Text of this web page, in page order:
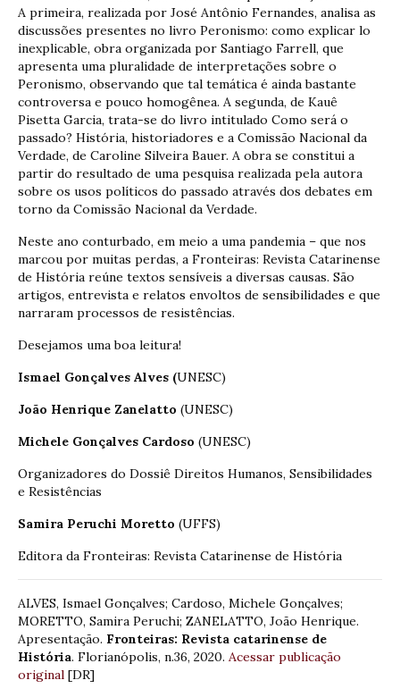
A primeira, realizada por José Antônio Fernandes, analisa as
discussões presentes no livro Peronismo: como explicar lo
inexplicable, obra organizada por Santiago Farrell, que
apresenta uma pluralidade de interpretações sobre o
Peronismo, observando que tal temática é ainda bastante
controversa e pouco homogênea. A segunda, de Kauê
Pisetta Garcia, trata-se do livro intitulado Como será o
passado? História, historiadores e a Comissão Nacional da
Verdade, de Caroline Silveira Bauer. A obra se constitui a
partir do resultado de uma pesquisa realizada pela autora
sobre os usos políticos do passado através dos debates em
torno da Comissão Nacional da Verdade.
Neste ano conturbado, em meio a uma pandemia – que nos
marcou por muitas perdas, a Fronteiras: Revista Catarinense
de História reúne textos sensíveis a diversas causas. São
artigos, entrevista e relatos envoltos de sensibilidades e que
narraram processos de resistências.
Desejamos uma boa leitura!
Ismael Gonçalves Alves (UNESC)
João Henrique Zanelatto (UNESC)
Michele Gonçalves Cardoso (UNESC)
Organizadores do Dossiê Direitos Humanos, Sensibilidades
e Resistências
Samira Peruchi Moretto (UFFS)
Editora da Fronteiras: Revista Catarinense de História
ALVES, Ismael Gonçalves; Cardoso, Michele Gonçalves;
MORETTO, Samira Peruchi; ZANELATTO, João Henrique.
Apresentação. Fronteiras: Revista catarinense de
História. Florianópolis, n.36, 2020. Acessar publicação
original [DR]